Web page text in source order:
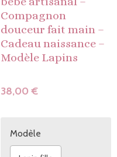
Compagnon
douceur fait main –
Cadeau naissance –
Modèle Lapins
38,00 €
Modèle